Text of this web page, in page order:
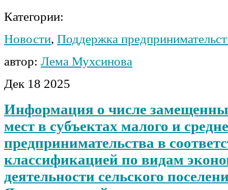
Категории:
Новости, Поддержка
автор: Лема Мухсинова
Дек 18 2025
Информация о числе
мест в субъектах малого и
предпринимательства в
классификацией по видам
деятельности сельского